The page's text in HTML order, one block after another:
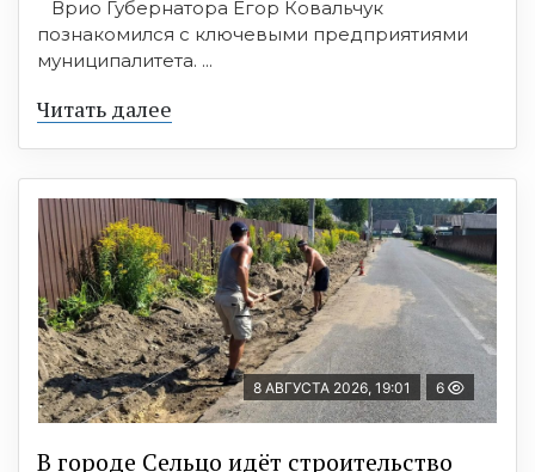
Врио Губернатора Егор Ковальчук
познакомился с ключевыми предприятиями
муниципалитета. ...
Читать далее
8 АВГУСТА 2026, 19:01 6
В городе Сельцо идёт строительство